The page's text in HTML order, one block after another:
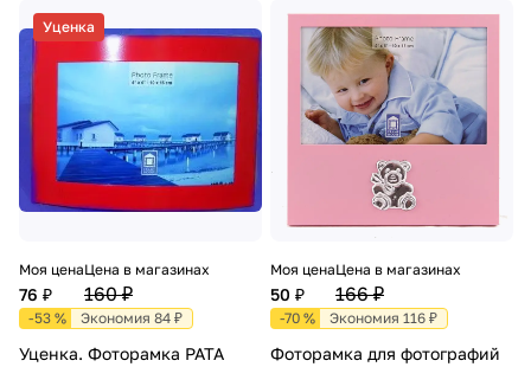
Уценка
Моя цена
76 ₽
Цена в магазинах
160 ₽
-53 % Экономия 84 ₽
Уценка. Фоторамка PATA
Моя цена
50 ₽
Цена в магазинах
166 ₽
-70 % Экономия 116 ₽
Фоторамка для фотографий